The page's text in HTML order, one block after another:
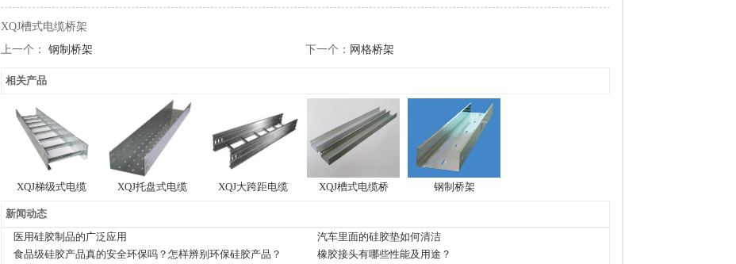
XQJ槽式电缆桥架
上一个： 钢制桥架 下一个： 网格桥架
相关产品
XQJ梯级式电缆 XQJ托盘式电缆 XQJ大跨距电缆 XQJ槽式电缆桥 钢制桥架
新闻动态
医用硅胶制品的广泛应用
汽车里面的硅胶垫如何清洁
食品级硅胶产品真的安全环保吗？怎样辨别环保硅胶产品？
橡胶接头有哪些性能及用途？